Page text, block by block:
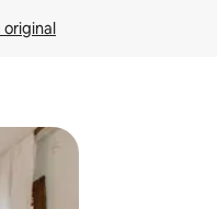
original